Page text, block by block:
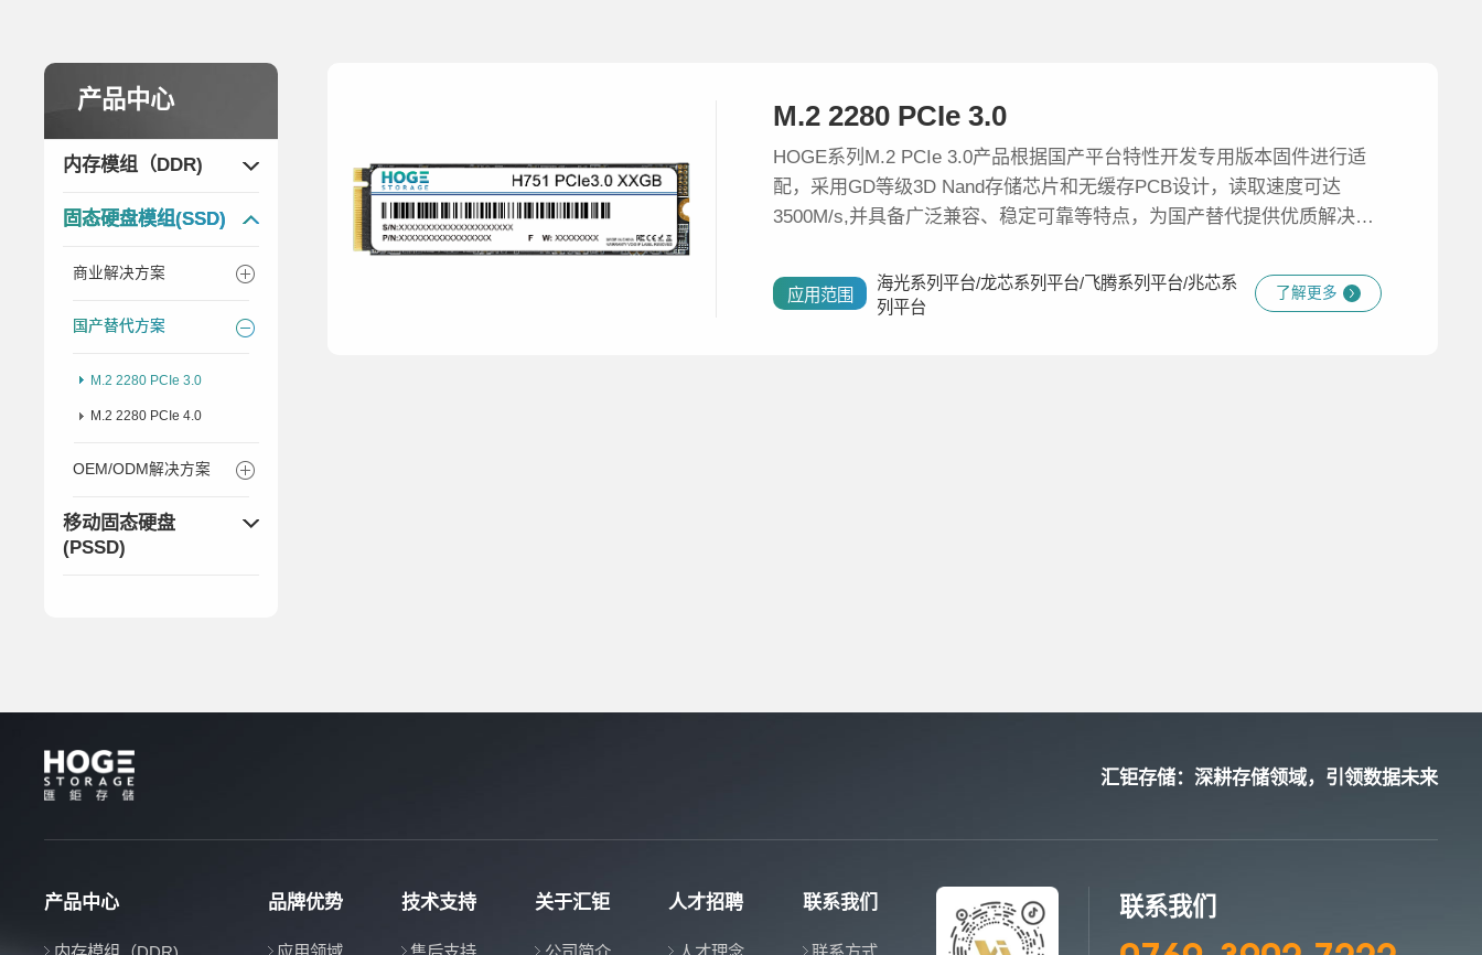
产品中心
内存模组（DDR)
固态硬盘模组(SSD)
商业解决方案
国产替代方案
M.2 2280 PCIe 3.0
M.2 2280 PCIe 4.0
OEM/ODM解决方案
移动固态硬盘
(PSSD)
M.2 2280 PCIe 3.0
HOGE系列M.2 PCIe 3.0产品根据国产平台特性开发专用版本固件进行适
配，采用GD等级3D Nand存储芯片和无缓存PCB设计，读取速度可达
3500M/s,并具备广泛兼容、稳定可靠等特点，为国产替代提供优质解决方
应用范围
海光系列平台/龙芯系列平台/飞腾系列平台/兆芯系
列平台
了解更多
汇钜存储：深耕存储领域，引领数据未来
产品中心 品牌优势 技术支持 关于汇钜 人才招聘 联系我们 联系我们